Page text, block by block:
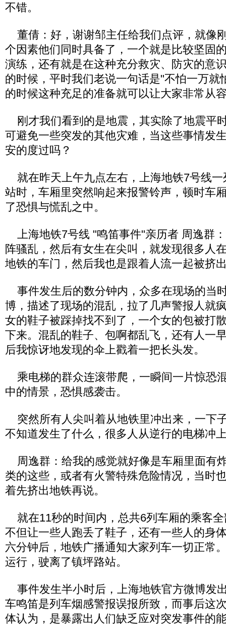
不错。
董倩：好，谢谢邹主任给我们点评，就像
个因素他们同时具备了，一个就是比较坚固
演练，还有就是在这种充分救灾、防灾的意
的时候，平时我们老说一句话是"不怕一万就
的时候这种充足的准备就可以让大家非常从
刚才我们看到的是地震，其实除了地震平
可避免一些突发的其他灾难，当这些事情发
安的度过吗？
就在昨天上午九点左右，上海地铁7号线一
站时，车厢里突然响起来报警铃声，顿时车
了恐惧与慌乱之中。
上海地铁7号线 "鸣笛事件"亲历者 周逸群
阵骚乱，然后有女生在尖叫，就发现很多人
地铁的车门，然后我也是跟着人流一起被挤
事件发生后的数分钟内，众多在现场的当
博，描述了现场的混乱，拉了几声警报人就
女的鞋子被踩掉找不到了，一个女的包被打
下来。混乱的鞋子、包啊都乱飞，还有人一
后我惊讶地发现的伞上戳着一把长头发。
乘电梯的群众连滚带爬，一瞬间一片惊恐
中的情景，恐惧感袭击。
突然所有人尖叫着从地铁里冲出来，一下
不知道发生了什么，很多人从逆行的电梯冲
周逸群：给我的感觉就好像是车厢里面有
类的这些，或者有火警特殊危险情况，当时
着先挤出地铁再说。
就在11秒的时间内，总共6列车厢的乘客
不但让一些人跑丢了鞋子，还有一些人的身
六分钟后，地铁广播通知大家列车一切正常
运行，驶离了镇坪路站。
事件发生半小时后，上海地铁官方微博发
车鸣笛是列车烟感警报误报所致，而事后这
体认为，是暴露出人们缺乏应对突发事件的